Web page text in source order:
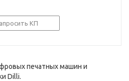
КП
печатных машин и
Dilli.